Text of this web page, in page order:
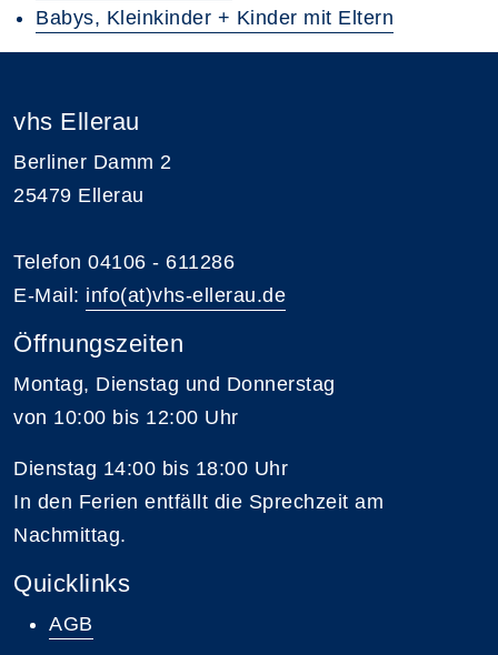
Babys, Kleinkinder + Kinder mit Eltern
vhs Ellerau
Berliner Damm 2
25479 Ellerau
Telefon 04106 - 611286
E-Mail: info(at)vhs-ellerau.de
Öffnungszeiten
Montag, Dienstag und Donnerstag
von 10:00 bis 12:00 Uhr
Dienstag 14:00 bis 18:00 Uhr
In den Ferien entfällt die Sprechzeit am
Nachmittag.
Quicklinks
AGB